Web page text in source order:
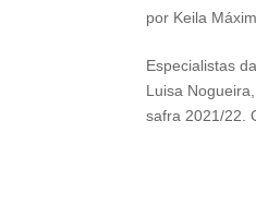
por Keila
Especialistas
Luisa
safra 2021/22.